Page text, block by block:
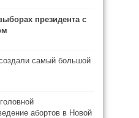
президента с
самый большой
абортов в Новой